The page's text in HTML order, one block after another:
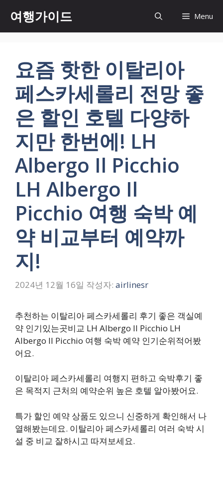
츠
여행가이드 Menu
요즘 핫한 이탈리아
페스카세롤리 전망 좋
은 할인 호텔 다양하
지만 한번에! LH
Albergo Il Picchio
LH Albergo Il
Picchio 여행 숙박 예
약 비교부터 예약까
지!
2024년 12월 16일 작성자: airlinesr
추천하는 이탈리아 페스카세롤리 후기 좋은 객실예
약 인기있는곳비교 LH Albergo Il Picchio LH
Albergo Il Picchio 여행 숙박 예약 인기순위적어봤
어요.
이탈리아 페스카세롤리 여행지 편하고 숙박후기 좋
은 목적지 근처의 예약순위 높은 호텔 알아봤어요.
특가 할인 예약 상품도 있으니 신중하게 확인해서 나
열해봤는데요. 이탈리아 페스카세롤리 여러 숙박 시
설 중 비교 잘하시고 따져보세요.